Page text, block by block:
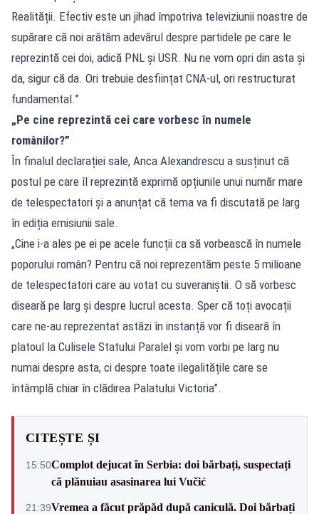
Realității. Efectiv este un jihad împotriva televiziunii noastre de
supărare că noi arătăm adevărul despre partidele pe care le
reprezintă cei doi, adică PNL și USR. Nu ne vom opri din asta și
da, sigur că da. Ori trebuie desființat CNA-ul, ori restructurat
fundamental.”
„Pe cine reprezintă cei care vorbesc în numele
românilor?”
În finalul declarației sale, Anca Alexandrescu a susținut că
postul pe care îl reprezintă exprimă opțiunile unui număr mare
de telespectatori și a anunțat că tema va fi discutată pe larg
în ediția emisiunii sale.
„Cine i-a ales pe ei pe acele funcții ca să vorbească în numele
poporului român? Pentru că noi reprezentăm peste 5 milioane
de telespectatori care au votat cu suveraniștii. O să vorbesc
diseară pe larg și despre lucrul acesta. Sper că toți avocații
care ne-au reprezentat astăzi în instanță vor fi diseară în
platoul la Culisele Statului Paralel și vom vorbi pe larg nu
numai despre asta, ci despre toate ilegalitățile care se
întâmplă chiar în clădirea Palatului Victoria”.
CITEȘTE ȘI
15:50Complot dejucat în Serbia: doi bărbați, suspectați
că plănuiau asasinarea lui Vučić
21:39Vremea a făcut prăpăd după caniculă. Doi bărbați